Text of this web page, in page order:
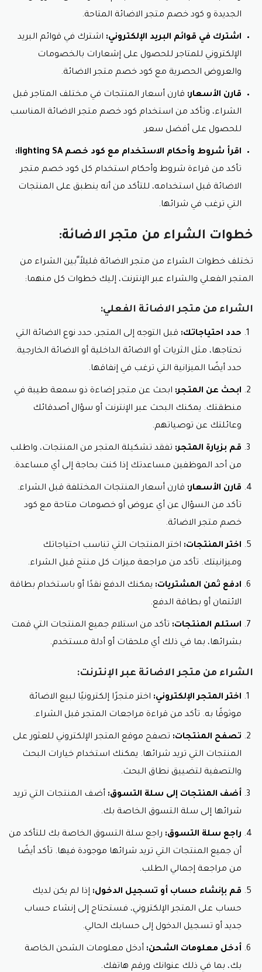
الجديدة و كود خصم متجر الاضائة المتاحة.
اشترك في قوائم البريد الإلكتروني: اشترك في قوائم البريد
الإلكتروني للمتاجر للحصول على إشعارات بالخصومات
والعروض الحصرية مع كود خصم متجر الاضائة.
قارن الأسعار: قارن أسعار المنتجات في مختلف المتاجر قبل
الشراء، وتأكد من استخدام كود خصم متجر الاضائة المناسب
للحصول على أفضل سعر.
اقرأ شروط وأحكام الاستخدام مع كود خصم lighting SA:
تأكد من قراءة شروط وأحكام استخدام كل كود خصم متجر
الاضائة قبل استخدامه، للتأكد من أنه ينطبق على المنتجات
التي ترغب في شرائها.
خطوات الشراء من متجر الاضائة:
تختلف خطوات الشراء من متجر الاضائة قليلاً ًبين الشراء من
المتجر الفعلي والشراء عبر الإنترنت، إليك خطوات كل منهما:
الشراء من متجر الاضائة الفعلي:
حدد احتياجاتك: قبل التوجه إلى المتجر، حدد نوع الاضائة التي
تحتاجها، مثل الثريات أو الاضائة الداخلية أو الاضائة الخارجية.
حدد أيضًا الميزانية التي ترغب في إنفاقها.
ابحث عن المتجر: ابحث عن متجر إضاءة ذو سمعة طيبة في
منطقتك. يمكنك البحث عبر الإنترنت أو سؤال أصدقائك
وعائلتك عن توصياتهم.
قم بزيارة المتجر: تفقد تشكيلة المتجر من المنتجات، واطلب
من أحد الموظفين مساعدتك إذا كنت بحاجة إلى أي مساعدة.
قارن الأسعار: قارن أسعار المنتجات المختلفة قبل الشراء.
تأكد من السؤال عن أي عروض أو خصومات متاحة مع كود
خصم متجر الاضائة.
اختر المنتجات: اختر المنتجات التي تناسب احتياجاتك
وميزانيتك. تأكد من مراجعة ميزات كل منتج قبل الشراء.
ادفع ثمن المشتريات: يمكنك الدفع نقدًا أو باستخدام بطاقة
الائتمان أو بطاقة الدفع.
استلم المنتجات: تأكد من استلام جميع المنتجات التي قمت
بشرائها، بما في ذلك أي ملحقات أو أدلة مستخدم.
الشراء من متجر الاضائة عبر الإنترنت:
اختر المتجر الإلكتروني: اختر متجرًا إلكترونيًا لبيع الاضائة
موثوقًا به. تأكد من قراءة مراجعات المتجر قبل الشراء.
تصفح المنتجات: تصفح موقع المتجر الإلكتروني للعثور على
المنتجات التي تريد شرائها. يمكنك استخدام خيارات البحث
والتصفية لتضييق نطاق البحث.
أضف المنتجات إلى سلة التسوق: أضف المنتجات التي تريد
شرائها إلى سلة التسوق الخاصة بك.
راجع سلة التسوق: راجع سلة التسوق الخاصة بك للتأكد من
أن جميع المنتجات التي تريد شرائها موجودة فيها. تأكد أيضًا
من مراجعة إجمالي الطلب.
قم بإنشاء حساب أو تسجيل الدخول: إذا لم يكن لديك
حساب على المتجر الإلكتروني، فستحتاج إلى إنشاء حساب
جديد أو تسجيل الدخول إلى حسابك الحالي.
أدخل معلومات الشحن: أدخل معلومات الشحن الخاصة
بك، بما في ذلك عنوانك ورقم هاتفك.